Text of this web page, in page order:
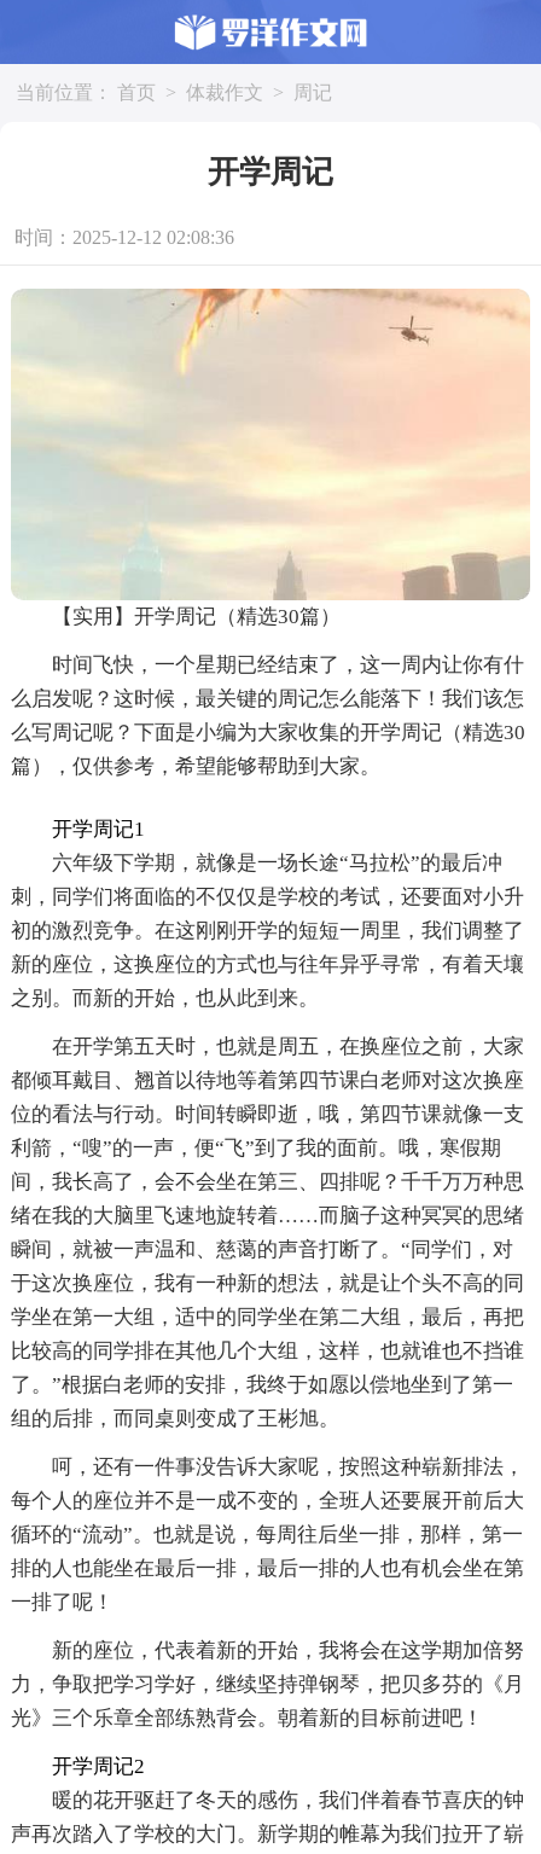
当前位置： 首页 > 体裁作文 > 周记
开学周记
时间：2025-12-12 02:08:36
【实用】开学周记（精选30篇）
时间飞快，一个星期已经结束了，这一周内让你有什
么启发呢？这时候，最关键的周记怎么能落下！我们该怎
么写周记呢？下面是小编为大家收集的开学周记（精选30
篇），仅供参考，希望能够帮助到大家。
开学周记1
六年级下学期，就像是一场长途“马拉松”的最后冲
刺，同学们将面临的不仅仅是学校的考试，还要面对小升
初的激烈竞争。在这刚刚开学的短短一周里，我们调整了
新的座位，这换座位的方式也与往年异乎寻常，有着天壤
之别。而新的开始，也从此到来。
在开学第五天时，也就是周五，在换座位之前，大家
都倾耳戴目、翘首以待地等着第四节课白老师对这次换座
位的看法与行动。时间转瞬即逝，哦，第四节课就像一支
利箭，“嗖”的一声，便“飞”到了我的面前。哦，寒假期
间，我长高了，会不会坐在第三、四排呢？千千万万种思
绪在我的大脑里飞速地旋转着……而脑子这种冥冥的思绪
瞬间，就被一声温和、慈蔼的声音打断了。“同学们，对
于这次换座位，我有一种新的想法，就是让个头不高的同
学坐在第一大组，适中的同学坐在第二大组，最后，再把
比较高的同学排在其他几个大组，这样，也就谁也不挡谁
了。”根据白老师的安排，我终于如愿以偿地坐到了第一
组的后排，而同桌则变成了王彬旭。
呵，还有一件事没告诉大家呢，按照这种崭新排法，
每个人的座位并不是一成不变的，全班人还要展开前后大
循环的“流动”。也就是说，每周往后坐一排，那样，第一
排的人也能坐在最后一排，最后一排的人也有机会坐在第
一排了呢！
新的座位，代表着新的开始，我将会在这学期加倍努
力，争取把学习学好，继续坚持弹钢琴，把贝多芬的《月
光》三个乐章全部练熟背会。朝着新的目标前进吧！
开学周记2
暖的花开驱赶了冬天的感伤，我们伴着春节喜庆的钟
声再次踏入了学校的大门。新学期的帷幕为我们拉开了崭